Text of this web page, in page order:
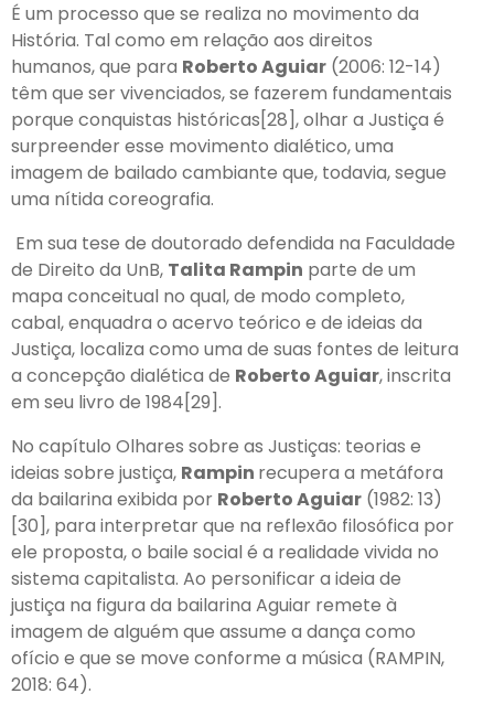
É um processo que se realiza no movimento da
História. Tal como em relação aos direitos
humanos, que para Roberto Aguiar (2006: 12-14)
têm que ser vivenciados, se fazerem fundamentais
porque conquistas históricas[28], olhar a Justiça é
surpreender esse movimento dialético, uma
imagem de bailado cambiante que, todavia, segue
uma nítida coreografia.
Em sua tese de doutorado defendida na Faculdade
de Direito da UnB, Talita Rampin parte de um
mapa conceitual no qual, de modo completo,
cabal, enquadra o acervo teórico e de ideias da
Justiça, localiza como uma de suas fontes de leitura
a concepção dialética de Roberto Aguiar, inscrita
em seu livro de 1984[29].
No capítulo Olhares sobre as Justiças: teorias e
ideias sobre justiça, Rampin recupera a metáfora
da bailarina exibida por Roberto Aguiar (1982: 13)
[30], para interpretar que na reflexão filosófica por
ele proposta, o baile social é a realidade vivida no
sistema capitalista. Ao personificar a ideia de
justiça na figura da bailarina Aguiar remete à
imagem de alguém que assume a dança como
ofício e que se move conforme a música (RAMPIN,
2018: 64).